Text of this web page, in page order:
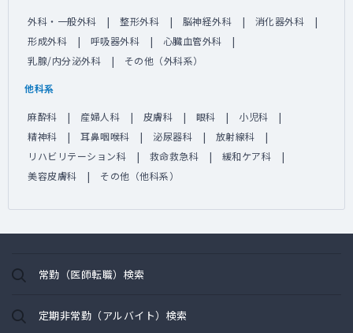
外科・一般外科 整形外科 脳神経外科
消化器外科
形成外科
呼吸器外科
心臓血管外科
乳腺/内分泌外科
その他（外科系）
他科系
麻酔科 産婦人科 皮膚科 眼科
小児科
精神科
耳鼻咽喉科 泌尿器科
放射線科
リハビリテーション科
救命救急科
緩和ケア科
美容皮膚科
その他（他科系）
常勤（医師転職）検索
定期非常勤（アルバイト）検索